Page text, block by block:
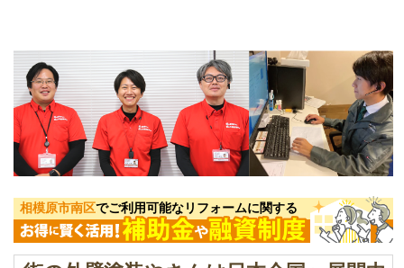
相模原市南区でご利用可能なリフォームに関する